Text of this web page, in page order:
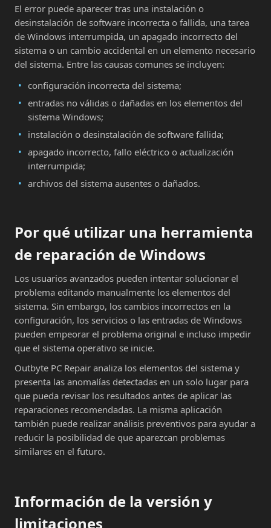
El error puede aparecer tras una instalación o
desinstalación de software incorrecta o fallida, una tarea
de Windows interrumpida, un apagado incorrecto del
sistema o un cambio accidental en un elemento necesario
del sistema. Entre las causas comunes se incluyen:
configuración incorrecta del sistema;
entradas no válidas o dañadas en los elementos del
sistema Windows;
instalación o desinstalación de software fallida;
apagado incorrecto, fallo eléctrico o actualización
interrumpida;
archivos del sistema ausentes o dañados.
Por qué utilizar una herramienta
de reparación de Windows
Los usuarios avanzados pueden intentar solucionar el
problema editando manualmente los elementos del
sistema. Sin embargo, los cambios incorrectos en la
configuración, los servicios o las entradas de Windows
pueden empeorar el problema original e incluso impedir
que el sistema operativo se inicie.
Outbyte PC Repair analiza los elementos del sistema y
presenta las anomalías detectadas en un solo lugar para
que pueda revisar los resultados antes de aplicar las
reparaciones recomendadas. La misma aplicación
también puede realizar análisis preventivos para ayudar a
reducir la posibilidad de que aparezcan problemas
similares en el futuro.
Información de la versión y
limitaciones